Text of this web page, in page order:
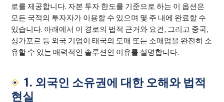
로를 제공합니다. 자본 투자 한도를 기준으로 하는 이 옵션은
모든 국적의 투자자가 이용할 수 있으며 몇 주 내에 완료할 수
있습니다. 아래에서 이 경로의 법적 근거와 요건, 그리고 중국,
싱가포르 등 외국 기업이 태국의 도매 또는 소매업을 완전히 소
유할 수 있는 매력적인 솔루션인 이유를 설명합니다.
1. 외국인 소유권에 대한 오해와 법적
현실